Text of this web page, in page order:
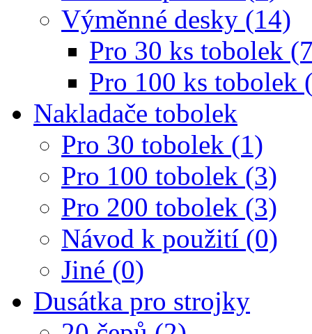
Výměnné desky (14)
Pro 30 ks tobolek
Pro 100 ks tobolek
Nakladače tobolek
Pro 30 tobolek (1)
Pro 100 tobolek (3)
Pro 200 tobolek (3)
Návod k použití (0)
Jiné (0)
Dusátka pro strojky